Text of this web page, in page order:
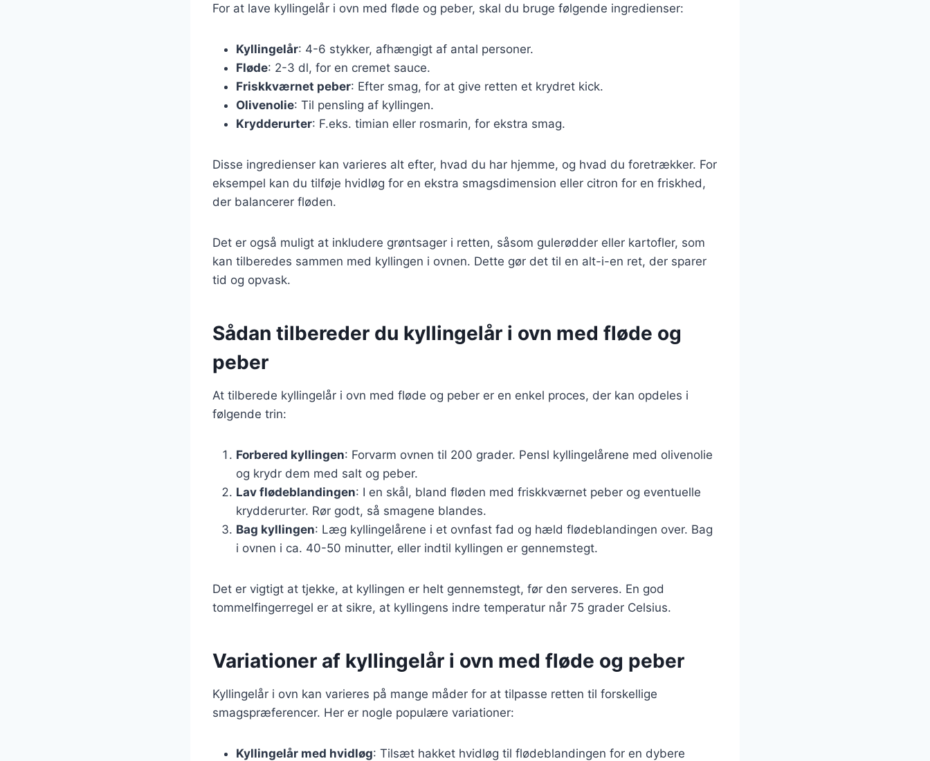
For at lave kyllingelår i ovn med fløde og peber, skal du bruge følgende ingredienser:
Kyllingelår: 4-6 stykker, afhængigt af antal personer.
Fløde: 2-3 dl, for en cremet sauce.
Friskkværnet peber: Efter smag, for at give retten et krydret kick.
Olivenolie: Til pensling af kyllingen.
Krydderurter: F.eks. timian eller rosmarin, for ekstra smag.
Disse ingredienser kan varieres alt efter, hvad du har hjemme, og hvad du foretrækker. For
eksempel kan du tilføje hvidløg for en ekstra smagsdimension eller citron for en friskhed,
der balancerer fløden.
Det er også muligt at inkludere grøntsager i retten, såsom gulerødder eller kartofler, som
kan tilberedes sammen med kyllingen i ovnen. Dette gør det til en alt-i-en ret, der sparer
tid og opvask.
Sådan tilbereder du kyllingelår i ovn med fløde og
peber
At tilberede kyllingelår i ovn med fløde og peber er en enkel proces, der kan opdeles i
følgende trin:
Forbered kyllingen: Forvarm ovnen til 200 grader. Pensl kyllingelårene med olivenolie
og krydr dem med salt og peber.
Lav flødeblandingen: I en skål, bland fløden med friskkværnet peber og eventuelle
krydderurter. Rør godt, så smagene blandes.
Bag kyllingen: Læg kyllingelårene i et ovnfast fad og hæld flødeblandingen over. Bag
i ovnen i ca. 40-50 minutter, eller indtil kyllingen er gennemstegt.
Det er vigtigt at tjekke, at kyllingen er helt gennemstegt, før den serveres. En god
tommelfingerregel er at sikre, at kyllingens indre temperatur når 75 grader Celsius.
Variationer af kyllingelår i ovn med fløde og peber
Kyllingelår i ovn kan varieres på mange måder for at tilpasse retten til forskellige
smagspræferencer. Her er nogle populære variationer:
Kyllingelår med hvidløg: Tilsæt hakket hvidløg til flødeblandingen for en dybere